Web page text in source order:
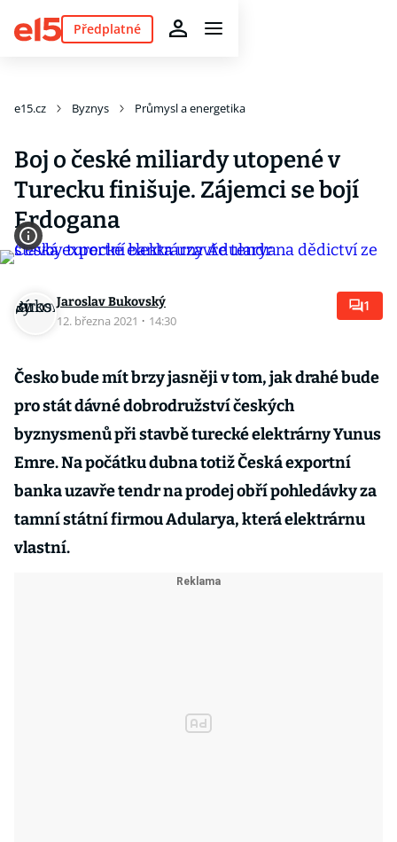
Předplatné
e15.cz Byznys Průmysl a energetika
Boj o české miliardy utopené v
Turecku finišuje. Zájemci se bojí
Erdogana
Jaroslav Bukovský
12. března 2021 · 14:30
1
Česko bude mít brzy jasněji v tom, jak drahé bude
pro stát dávné dobrodružství českých
byznysmenů při stavbě turecké elektrárny Yunus
Emre. Na počátku dubna totiž Česká exportní
banka uzavře tendr na prodej obří pohledávky za
tamní státní firmou Adularya, která elektrárnu
vlastní.